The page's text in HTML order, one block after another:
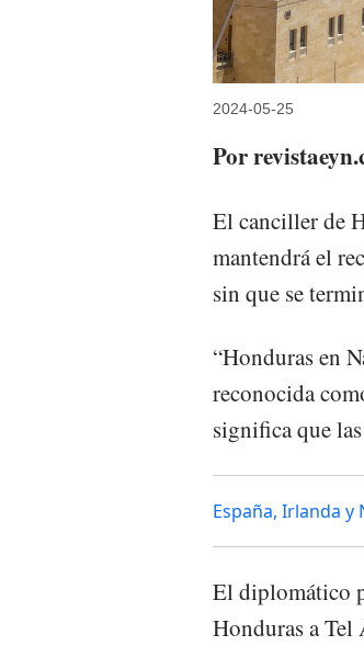
2024-05-25
Por
El canciller de
mantendrá el
sin que se
“Honduras en
reconocida
significa que
España, Irlanda
El diplomático
Honduras a Tel